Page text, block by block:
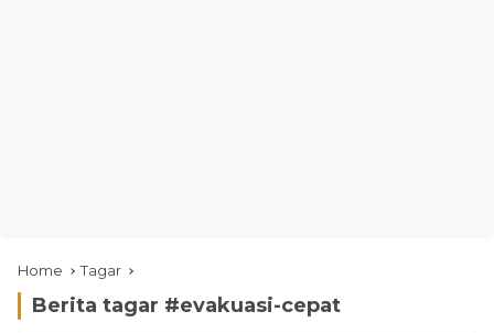
Home Tagar
Berita tagar #evakuasi-cepat